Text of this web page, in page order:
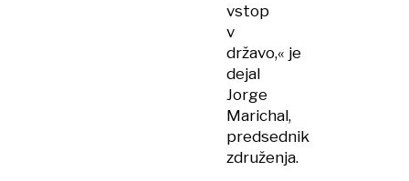
vstop
v
državo,« je
dejal
Jorge
Marichal,
predsednik
združenja.